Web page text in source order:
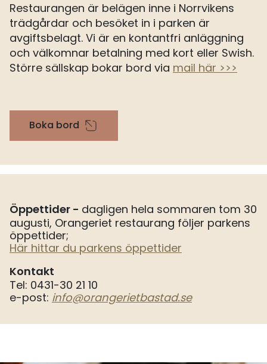
Restaurangen är belägen inne i Norrvikens
trädgårdar och besöket in i parken är
avgiftsbelagt. Vi är en kontantfri anläggning
och välkomnar betalning med kort eller Swish.
Större sällskap bokar bord via mail här >>>
Boka bord
Öppettider - dagligen hela sommaren tom 30
augusti, Orangeriet restaurang följer parkens
öppettider;
Här hittar du parkens öppettider
Kontakt
Tel: 0431-30 21 10
e-post: info@orangerietbastad.se